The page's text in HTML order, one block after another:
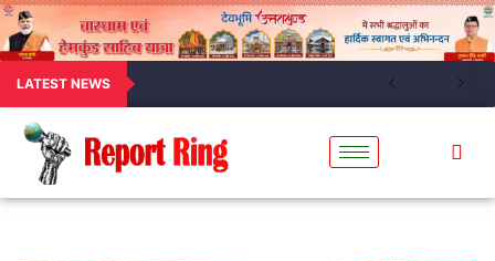
LATEST NEWS